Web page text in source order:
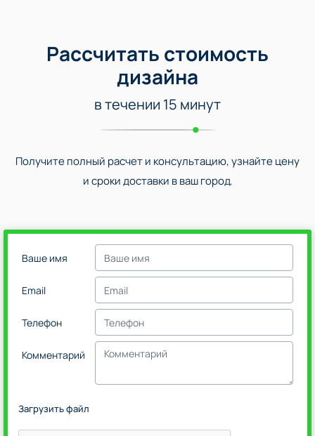
Рассчитать стоимость
дизайна
в течении 15 минут
Получите полный расчет и консультацию, узнайте цену
и сроки доставки в ваш город.
Ваше имя
Email
Телефон
Комментарий
Загрузить файл